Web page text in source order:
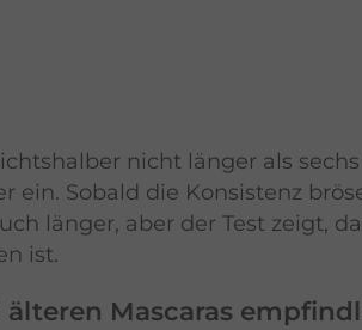
nicht länger als
ein. Sobald die Konsistenz
länger, aber der Test zeigt,
ist.
Mascaras